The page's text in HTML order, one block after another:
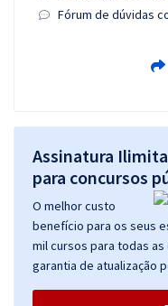
Fórum de dúvidas
Assinatura
para concursos
O melhor custo
benefício para os seus
mil cursos para todas
garantia de atualização